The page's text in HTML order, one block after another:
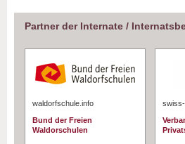
Partner der Internate /
waldorfschule.info
Bund der Freien
Waldorschulen